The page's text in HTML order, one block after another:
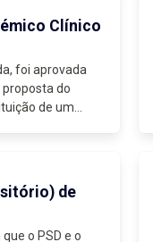
Clínico
foi aprovada
do
de um
de
o PSD e o